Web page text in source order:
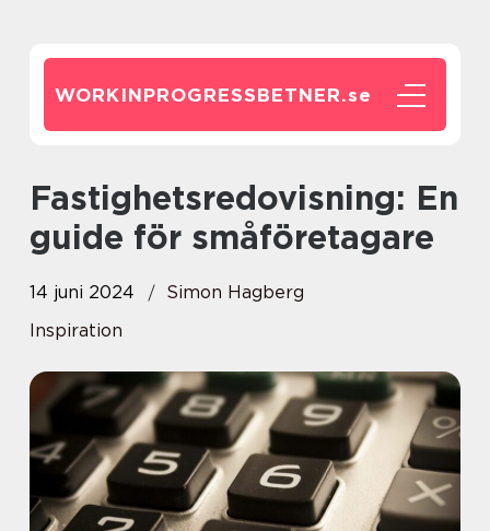
WORKINPROGRESSBETNER.se
Fastighetsredovisning: En
guide för småföretagare
14 juni 2024
Simon Hagberg
Inspiration